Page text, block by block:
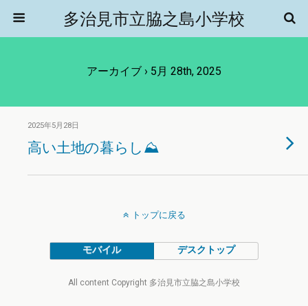
多治見市立脇之島小学校
アーカイブ › 5月 28th, 2025
2025年5月28日
高い土地の暮らし⛰️
トップに戻る
モバイル デスクトップ
All content Copyright 多治見市立脇之島小学校